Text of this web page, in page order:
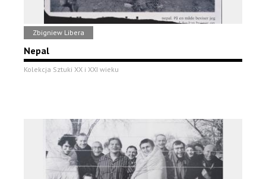
Zbigniew Libera
Nepal
Kolekcja Sztuki XX i XXI wieku